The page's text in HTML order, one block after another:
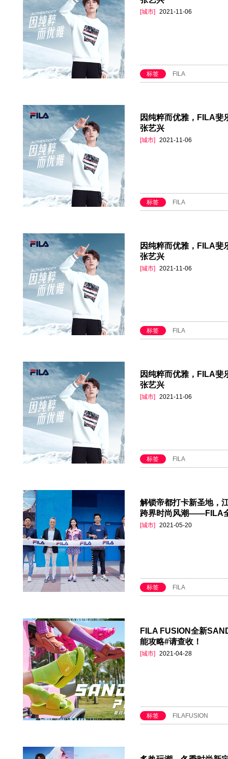
[城市] 2021-11-06
标签 FILA
因纯粹而优雅，FILA斐
张艺兴
[城市] 2021-11-06
标签 FILA
因纯粹而优雅，FILA斐
张艺兴
[城市] 2021-11-06
标签 FILA
因纯粹而优雅，FILA斐
张艺兴
[城市] 2021-11-06
标签 FILA
解锁帝都打卡新圣地，
跨界时尚风潮——FILA
[城市] 2021-05-20
标签 FILA
FILA FUSION全新
能攻略#请查收！
[城市] 2021-04-28
标签 FILAFUSION